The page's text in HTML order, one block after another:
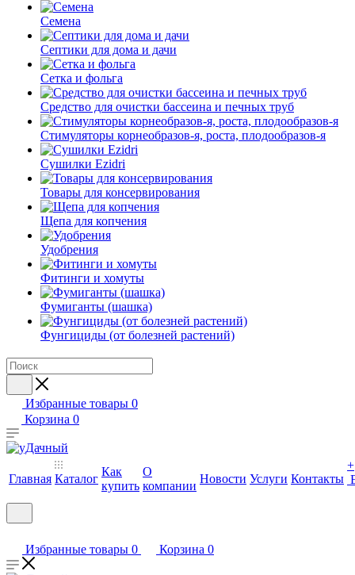
Семена
Септики для дома и дачи
Сетка и фольга
Средство для очистки бассеина и печных труб
Стимуляторы корнеобразов-я, роста, плодообразов-я
Сушилки Ezidri
Товары для консервирования
Щепа для копчения
Удобрения
Фитинги и хомуты
Фумиганты (шашка)
Фунгициды (от болезней растений)
Избранные товары 0
Корзина 0
Главная Каталог
Как
купить
О
компании
Новости Услуги Контакты
+
Избранные товары 0 Корзина 0